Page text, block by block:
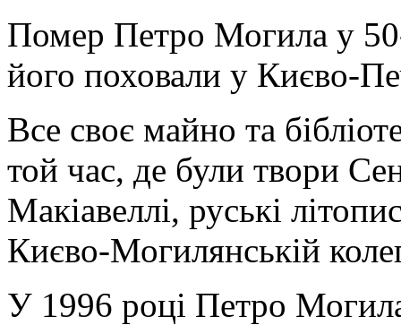
Помер Петро Могила у 50-
його поховали у Києво-
Все своє майно та
той час, де були твори
Макіавеллі, руські
Києво-Могилянській
У 1996 році Петро